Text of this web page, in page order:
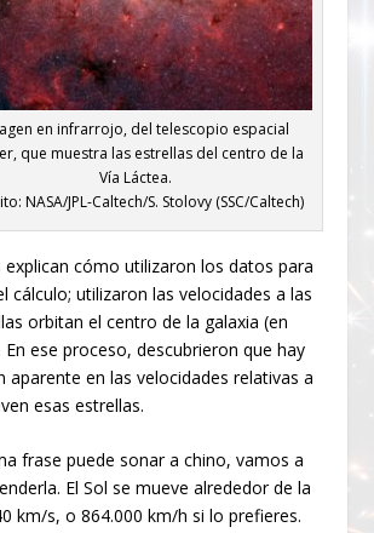
en infrarrojo, del telescopio espacial
que muestra las estrellas del centro de la
Vía Láctea.
NASA/JPL-Caltech/S. Stolovy (SSC/Caltech)
cómo utilizaron los datos para
cálculo; utilizaron las velocidades a las
orbitan el centro de la galaxia (en
En ese proceso, descubrieron que hay
aparente en las velocidades relativas a
esas estrellas.
frase puede sonar a chino, vamos a
El Sol se mueve alrededor de la
km/s, o 864.000 km/h si lo prefieres.